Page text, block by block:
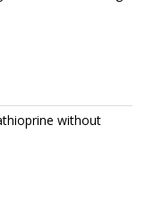
without